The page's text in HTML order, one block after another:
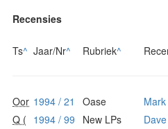
Recensies
Ts^ Jaar/Nr^ Rubriek^
Oor 1994 / 21 Oase
Q ( 1994 / 99 New LPs